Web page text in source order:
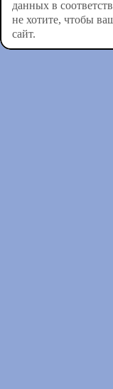
данных в
не хотите, чтобы
сайт.